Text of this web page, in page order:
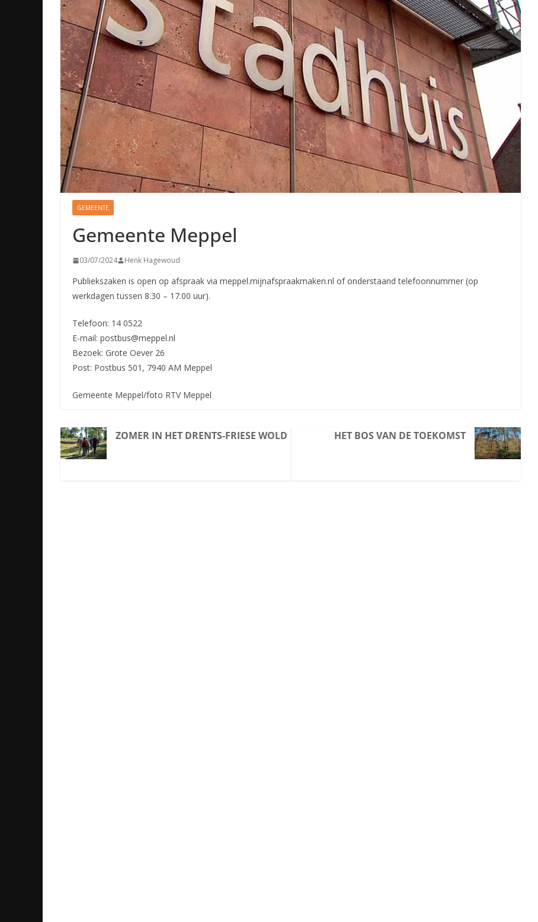
GEMEENTE
Gemeente Meppel
03/07/2024 Henk Hagewoud
Publiekszaken is open op afspraak via meppel.mijnafspraakmaken.nl of onderstaand telefoonnummer (op
werkdagen tussen 8.30 – 17.00 uur).
Telefoon: 14 0522
E-mail: postbus@meppel.nl
Bezoek: Grote Oever 26
Post: Postbus 501, 7940 AM Meppel
Gemeente Meppel/foto RTV Meppel
ZOMER IN HET DRENTS-FRIESE WOLD HET BOS VAN DE TOEKOMST